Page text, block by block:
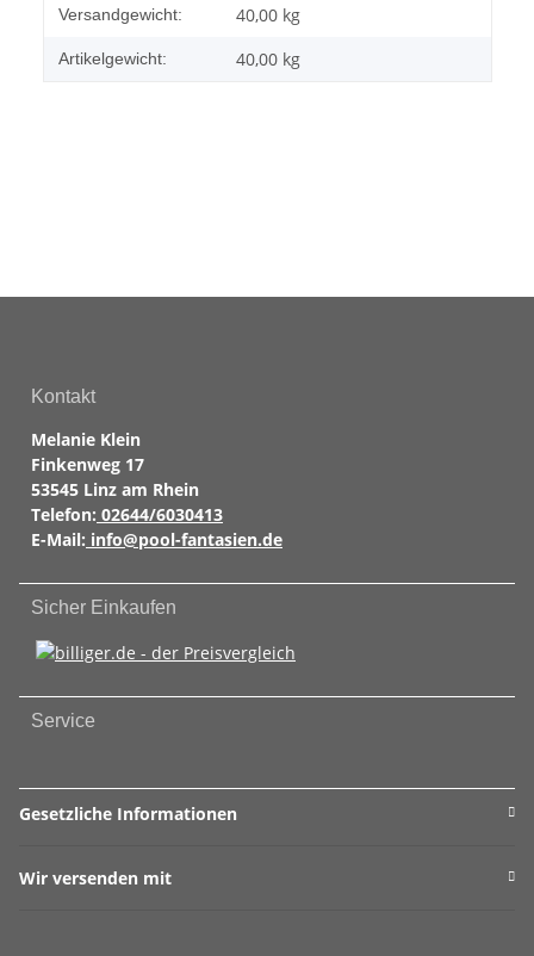
Produkteigenschaft
Wert
Versandgewicht: 40,00 kg
Artikelgewicht: 40,00 kg
Kontakt
Melanie Klein
Finkenweg 17
53545 Linz am Rhein
Telefon: 02644/6030413
E-Mail: info@pool-fantasien.de
Sicher Einkaufen
Service
Gesetzliche Informationen
Wir versenden mit